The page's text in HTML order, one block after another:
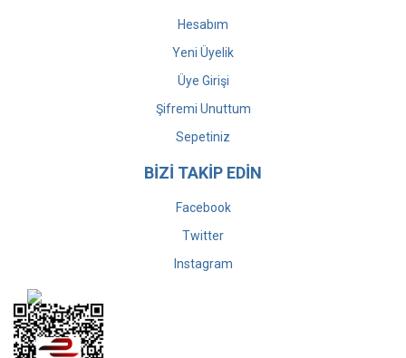
Hesabım
Yeni Üyelik
Üye Girişi
Şifremi Unuttum
Sepetiniz
BİZİ TAKİP EDİN
Facebook
Twitter
Instagram